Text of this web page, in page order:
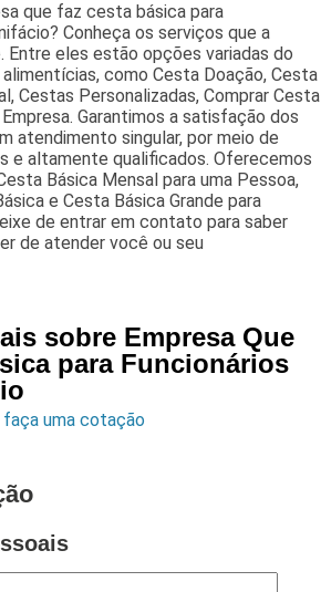
que faz cesta básica para
Conheça os serviços que a
eles estão opções variadas do
como Cesta Doação, Cesta
Cestas Personalizadas, Comprar Cesta
Garantimos a satisfação dos
atendimento singular, por meio de
e altamente qualificados. Oferecemos
Básica Mensal para uma Pessoa,
e Cesta Básica Grande para
de entrar em contato para saber
de atender você ou seu
sobre Empresa Que
para Funcionários
faça uma cotação